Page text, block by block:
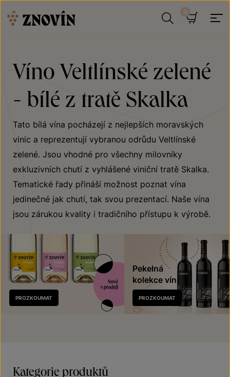
Víno Veltlínské zelené
- bílé z tratě Skalka
Tato bílá vína pocházejí z nejlepších moravských
vinic a reprezentují vybranou odrůdu Veltlínské
zelené. Jsou vhodné pro všechny milovníky
exkluzivních chutí z vyhlášené viniční tratě Skalka.
Tematické řady přináší možnost poznat vína
jedinečné jak chutí, tak svou prezentací. Naše vína
jsou zárukou kvality i tradičního přístupu k výrobě.
Nově
v prodeji
PROZKOUMAT
Pekelná
kolekce vín
PROZKOUMAT
Kategorie produktů